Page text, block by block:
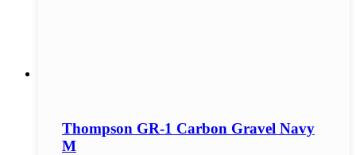
Thompson GR-1 Carbon Gravel Navy
M